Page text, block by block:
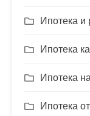
Ипотека и
Ипотека
Ипотека
Ипотека